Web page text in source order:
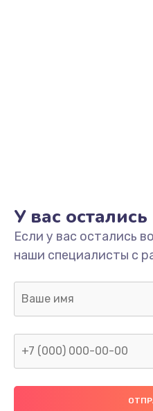
У вас
Если у вас остались
наши специалисты с